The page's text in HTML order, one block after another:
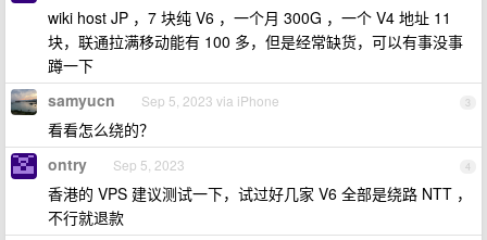
wiki host JP ，7 块纯 V6 ，一个月 300G ，一个 V4 地址 11
块，联通拉满移动能有 100 多，但是经常缺货，可以有事没事
蹲一下
3
samyucn Sep 5, 2023 via iPhone
看看怎么绕的？
4
ontry Sep 5, 2023
香港的 VPS 建议测试一下，试过好几家 V6 全部是绕路 NTT ，
不行就退款